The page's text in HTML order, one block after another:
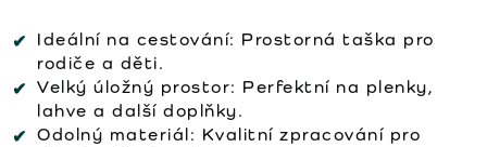
Ideální na cestování: Prostorná taška pro
rodiče a děti.
Velký úložný prostor: Perfektní na plenky,
lahve a další doplňky.
Odolný materiál: Kvalitní zpracování pro